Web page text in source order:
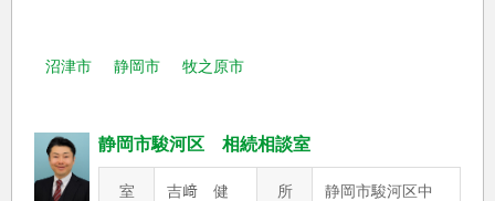
沼津市 静岡市 牧之原市
静岡市駿河区 相続相談室
室
吉﨑 健
所
静岡市駿河区中